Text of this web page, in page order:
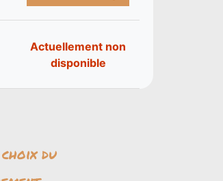
Actuellement non
disponible
du